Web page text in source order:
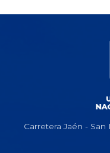
Carretera Jaén -